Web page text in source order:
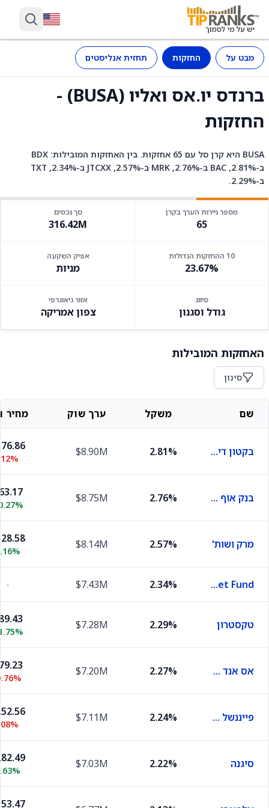
מבט על החזקות תחזית אנליסטים
ברנדס יו.אס ואליו (BUSA) -
החזקות
BUSA היא קרן סל עם 65 אחזקות. בין האחזקות המובילות: BDX
ב-2.81%, BAC ב-2.76%, MRK ב-2.57%, JTCXX ב-2.34%, TXT
ב-2.29%.
מספר ניירות הערך בקרן
65
סך נכסים
316.42M
10 ההחזקות הגדולות
23.67%
אפיק השקעה
מניות
סיווג
גודל וסגנון
אזור גיאוגרפי
צפון אמריקה
האחזקות המובילות
סינון
שם משקל ערך שוק מחיר
בקטון דיקינסון ושות 2.81%
$8.90M
בנק אוף אמריקה 2.76%
$8.75M
מרק ושות' 2.57%
$8.14M
JPMorgan Trust I Capital U.S. Treasury Plus Money Market Fund
2.34%
$7.43M
-
טקסטרון 2.29%
$7.28M
אס אנד סי טכנולוג'יס הולדינגס 2.27%
$7.20M
פייננשל PNC 2.24%
$7.11M
סיגנה 2.22%
$7.03M